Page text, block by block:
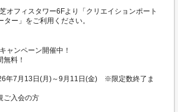
オフィスタワー6Fより「クリエイションポート
ター」をご利用ください。
ャンペーン開催中！
料！
年7月13日(月)～9月11日(金) ※限定数終了ま
会の方